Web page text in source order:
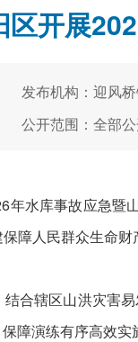
开展
发布机构：迎风
公开范围：全部
水库事故应急暨
障人民群众生命
辖区山洪灾害
障演练有序高效实